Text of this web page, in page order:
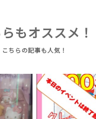
もオススメ！